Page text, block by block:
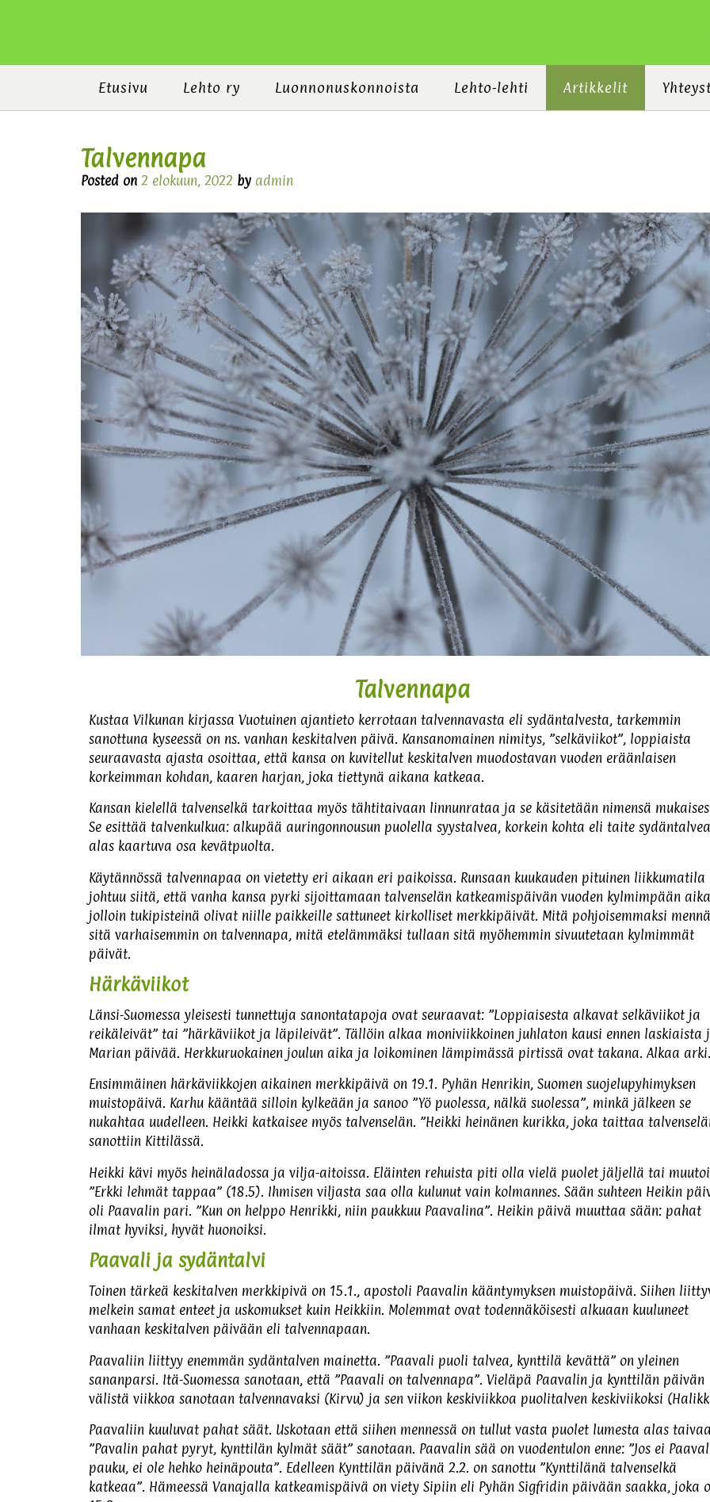
Etusivu Lehto ry Luonnonuskonnoista Lehto-lehti Artikkelit
Talvennapa
Posted on 2 elokuun, 2022 by admin
Talvennapa
Kustaa Vilkunan kirjassa Vuotuinen ajantieto kerrotaan talvennavasta eli sydäntalvesta, tarkemmin
sanottuna kyseessä on ns. vanhan keskitalven päivä. Kansanomainen nimitys, ”selkäviikot”, loppiaista
seuraavasta ajasta osoittaa, että kansa on kuvitellut keskitalven muodostavan vuoden eräänlaisen
korkeimman kohdan, kaaren harjan, joka tiettynä aikana katkeaa.
Kansan kielellä talvenselkä tarkoittaa myös tähtitaivaan linnunrataa ja se käsitetään nimensä
Se esittää talvenkulkua: alkupää auringonnousun puolella syystalvea, korkein kohta eli taite
alas kaartuva osa kevätpuolta.
Käytännössä talvennapaa on vietetty eri aikaan eri paikoissa. Runsaan kuukauden pituinen liikkumatila
johtuu siitä, että vanha kansa pyrki sijoittamaan talvenselän katkeamispäivän vuoden kylmimpään
jolloin tukipisteinä olivat niille paikkeille sattuneet kirkolliset merkkipäivät. Mitä pohjoisemmaksi
sitä varhaisemmin on talvennapa, mitä etelämmäksi tullaan sitä myöhemmin sivuutetaan kylmimmät
päivät.
Härkäviikot
Länsi-Suomessa yleisesti tunnettuja sanontatapoja ovat seuraavat: ”Loppiaisesta alkavat selkäviikot ja
reikäleivät” tai ”härkäviikot ja läpileivät”. Tällöin alkaa moniviikkoinen juhlaton kausi ennen laskiaista
Marian päivää. Herkkuruokainen joulun aika ja loikominen lämpimässä pirtissä ovat takana. Alkaa arki.
Ensimmäinen härkäviikkojen aikainen merkkipäivä on 19.1. Pyhän Henrikin, Suomen suojelupyhimyksen
muistopäivä. Karhu kääntää silloin kylkeään ja sanoo ”Yö puolessa, nälkä suolessa”, minkä jälkeen se
nukahtaa uudelleen. Heikki katkaisee myös talvenselän. ”Heikki heinänen kurikka, joka taittaa
sanottiin Kittilässä.
Heikki kävi myös heinäladossa ja vilja-aitoissa. Eläinten rehuista piti olla vielä puolet jäljellä tai
”Erkki lehmät tappaa” (18.5). Ihmisen viljasta saa olla kulunut vain kolmannes. Sään suhteen Heikin
oli Paavalin pari. ”Kun on helppo Henrikki, niin paukkuu Paavalina”. Heikin päivä muuttaa sään: pahat
ilmat hyviksi, hyvät huonoiksi.
Paavali ja sydäntalvi
Toinen tärkeä keskitalven merkkipivä on 15.1., apostoli Paavalin kääntymyksen muistopäivä. Siihen
melkein samat enteet ja uskomukset kuin Heikkiin. Molemmat ovat todennäköisesti alkuaan kuuluneet
vanhaan keskitalven päivään eli talvennapaan.
Paavaliin liittyy enemmän sydäntalven mainetta. ”Paavali puoli talvea, kynttilä kevättä” on yleinen
sananparsi. Itä-Suomessa sanotaan, että ”Paavali on talvennapa”. Vieläpä Paavalin ja kynttilän päivän
välistä viikkoa sanotaan talvennavaksi (Kirvu) ja sen viikon keskiviikkoa puolitalven keskiviikoksi
Paavaliin kuuluvat pahat säät. Uskotaan että siihen mennessä on tullut vasta puolet lumesta alas
”Pavalin pahat pyryt, kynttilän kylmät säät” sanotaan. Paavalin sää on vuodentulon enne: ”Jos ei Paaval
pauku, ei ole hehko heinäpouta”. Edelleen Kynttilän päivänä 2.2. on sanottu ”Kynttilänä talvenselkä
katkeaa”. Hämeessä Vanajalla katkeamispäivä on viety Sipiin eli Pyhän Sigfridin päivään saakka, joka